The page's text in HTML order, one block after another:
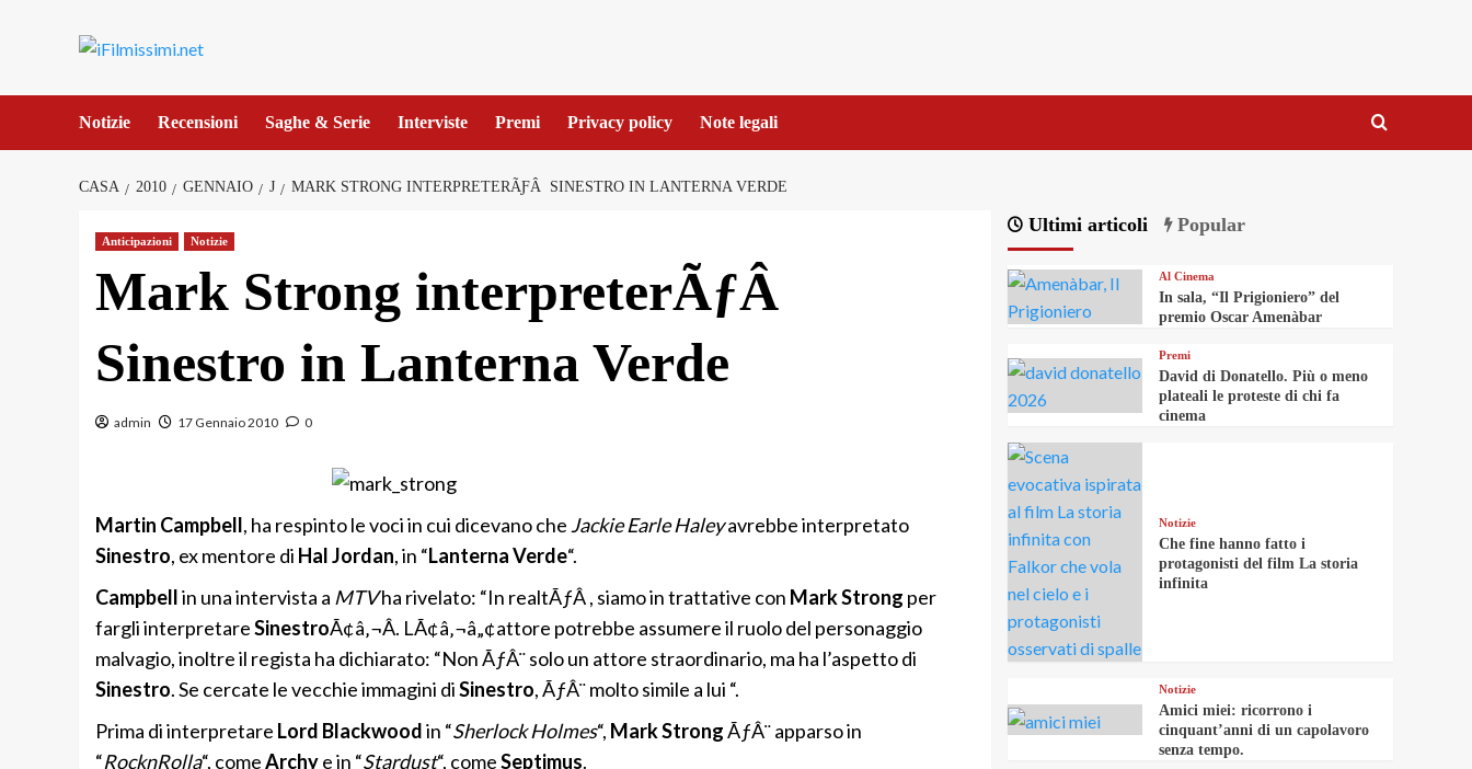
Notizie Recensioni Saghe & Serie Interviste Premi Privacy policy Note legali
CASA 2010 GENNAIO J MARK STRONG INTERPRETERÃƑÂ SINESTRO IN LANTERNA VERDE
Anticipazioni Notizie
Mark Strong interpreterÃƒÂ
Sinestro in Lanterna Verde
admin 17 Gennaio 2010 0
Martin Campbell, ha respinto le voci in cui dicevano cheJackie Earle Haleyavrebbe interpretato
Sinestro, ex mentore di Hal Jordan, in “Lanterna Verde“.
Campbellin una intervista a MTVha rivelato: “In realtÃƒÂ , siamo in trattative con Mark Strong per
fargli interpretareSinestroÃ¢â‚¬Â. LÃ¢â‚¬â„¢attore potrebbe assumere il ruolo del personaggio
malvagio, inoltre il regista ha dichiarato: “Non ÃƒÂ¨ solo un attore straordinario, ma ha l’aspetto di
Sinestro. Se cercate le vecchie immagini diSinestro, ÃƒÂ¨ molto simile a lui “.
Prima di interpretare Lord Blackwoodin “Sherlock Holmes“, Mark StrongÃƒÂ¨ apparso in
“RocknRolla“, comeArchye in “Stardust“, comeSeptimus.
Ultimi articoli Popular
Al Cinema
In sala, “Il Prigioniero” del
premio Oscar Amenàbar
Premi
David di Donatello. Più o meno
plateali le proteste di chi fa
cinema
Notizie
Che fine hanno fatto i
protagonisti del film La storia
infinita
Notizie
Amici miei: ricorrono i
cinquant’anni di un capolavoro
senza tempo.